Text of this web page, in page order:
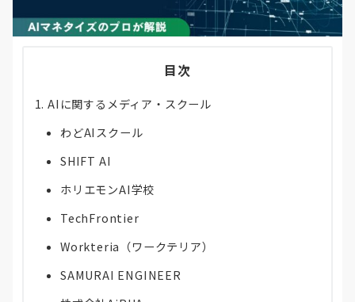
目次
AIに関するメディア・スクール
わどAIスクール
SHIFT AI
ホリエモンAI学校
TechFrontier
Workteria（ワークテリア）
SAMURAI ENGINEER